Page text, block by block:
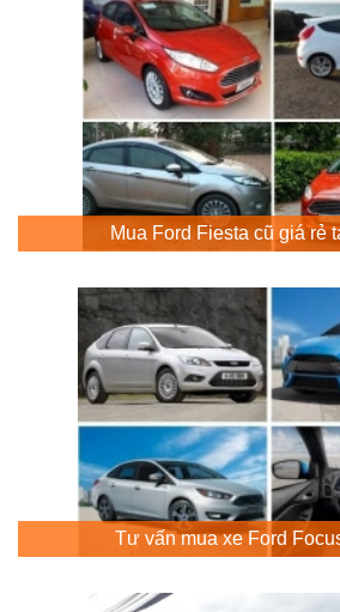
Mua Ford Fiesta cũ giá rẻ
Tư vấn mua xe Ford